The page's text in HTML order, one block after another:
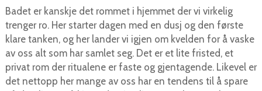
Badet er kanskje det rommet i hjemmet der vi virkelig
trenger ro. Her starter dagen med en dusj og den første
klare tanken, og her lander vi igjen om kvelden for å vaske
av oss alt som har samlet seg. Det er et lite fristed, et
privat rom der ritualene er faste og gjentagende. Likevel er
det nettopp her mange av oss har en tendens til å spare